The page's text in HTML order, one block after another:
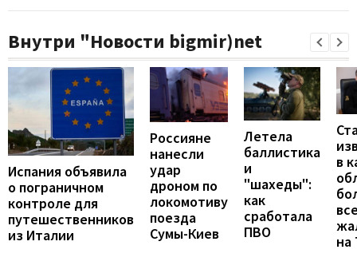
Внутри "Новости bigmir)net
Испания объявила
о пограничном
контроле для
путешественников
из Италии
Россияне
нанесли
удар
дроном по
локомотиву
поезда
Сумы-Киев
Летела
баллистика
и
"шахеды":
как
сработала
ПВО
в
на